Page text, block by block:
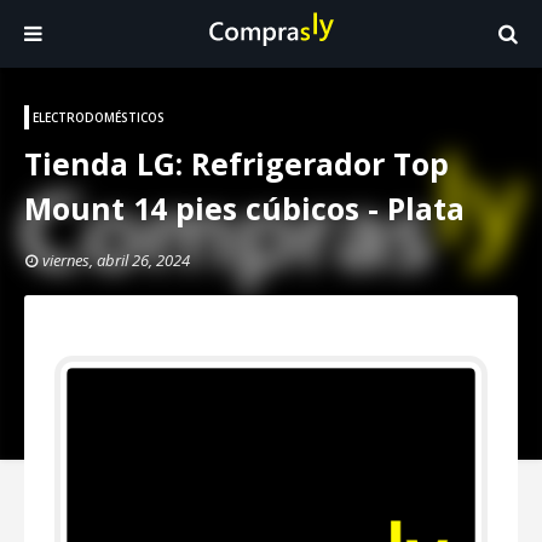
ELECTRODOMÉSTICOS
Tienda LG: Refrigerador Top
Mount 14 pies cúbicos - Plata
viernes, abril 26, 2024